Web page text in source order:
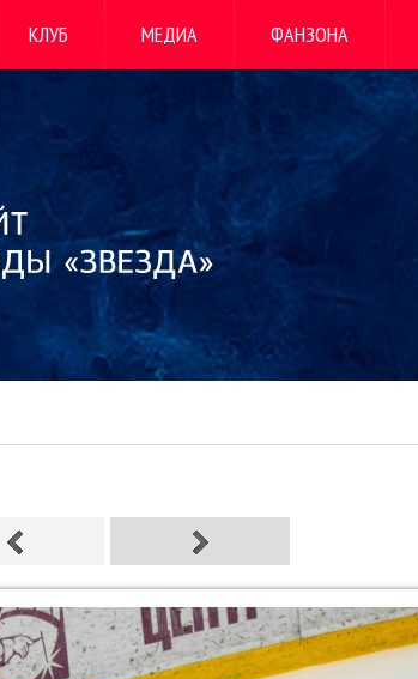
КЛУБ МЕДИА ФАНЗОНА